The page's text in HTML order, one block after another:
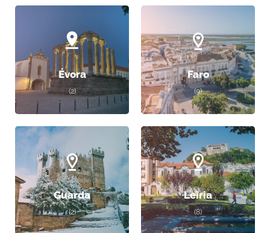
Évora
(2)
Faro
(9)
Guarda
(2)
Leiria
(8)